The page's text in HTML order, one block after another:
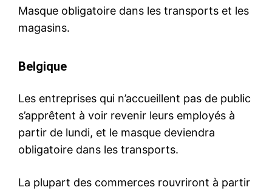
Masque obligatoire dans les transports et les
magasins.
Belgique
Les entreprises qui n’accueillent pas de public
s’apprêtent à voir revenir leurs employés à
partir de lundi, et le masque deviendra
obligatoire dans les transports.
La plupart des commerces rouvriront à partir